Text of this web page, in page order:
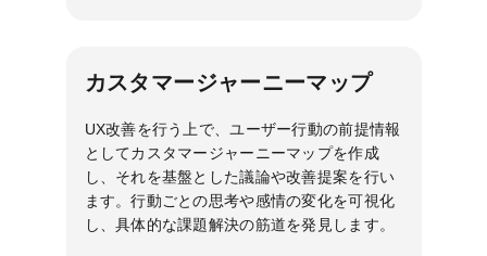
カスタマージャーニーマップ
UX改善を行う上で、ユーザー行動の前提情報
としてカスタマージャーニーマップを作成
し、それを基盤とした議論や改善提案を行い
ます。行動ごとの思考や感情の変化を可視化
し、具体的な課題解決の筋道を発見します。